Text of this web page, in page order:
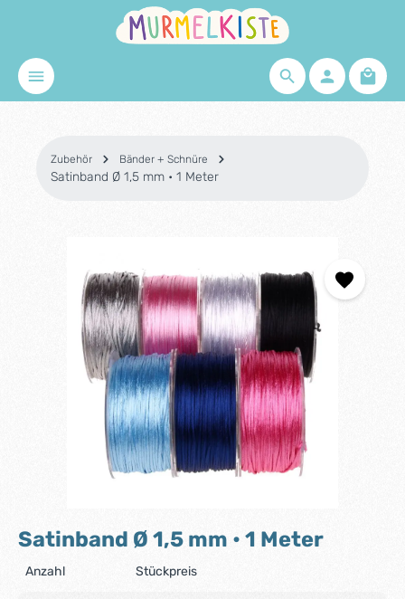
Zum Hauptinhalt springen
Zubehör Bänder + Schnüre
Satinband Ø 1,5 mm • 1 Meter
Satinband Ø 1,5 mm • 1 Meter
Anzahl Stückpreis